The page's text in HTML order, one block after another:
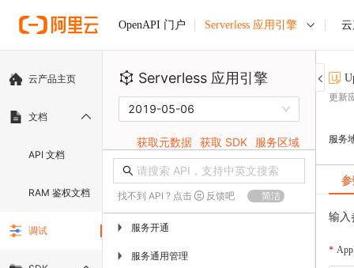
OpenAPI 门户 Serverless 应用引擎
云产品主页
文档
API 文档
RAM 鉴权文档
调试
Serverless 应用引擎
2019-05-06
获取元数据 获取 SDK 服务区域
找不到 API ? 点击 反馈吧 简洁
▶ 服务开通
▶ 服务通用管理
更新
服务
输入